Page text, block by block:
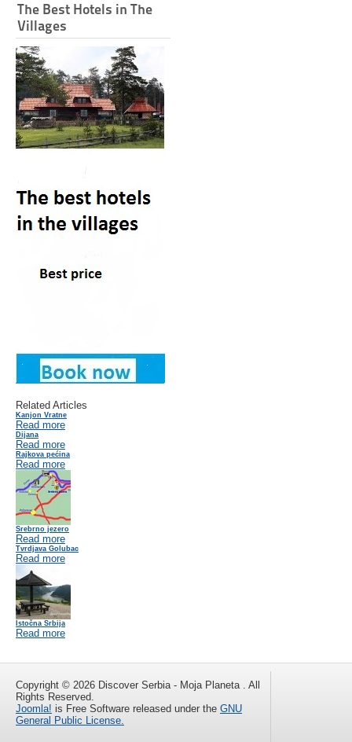
The Best Hotels in The
Villages
Related Articles
Kanjon Vratne
Read more
Dijana
Read more
Rajkova pećina
Read more
Srebrno jezero
Read more
Tvrdjava Golubac
Read more
Istočna Srbija
Read more
Copyright © 2026 Discover Serbia - Moja Planeta . All
Rights Reserved.
Joomla! is Free Software released under the GNU
General Public License.